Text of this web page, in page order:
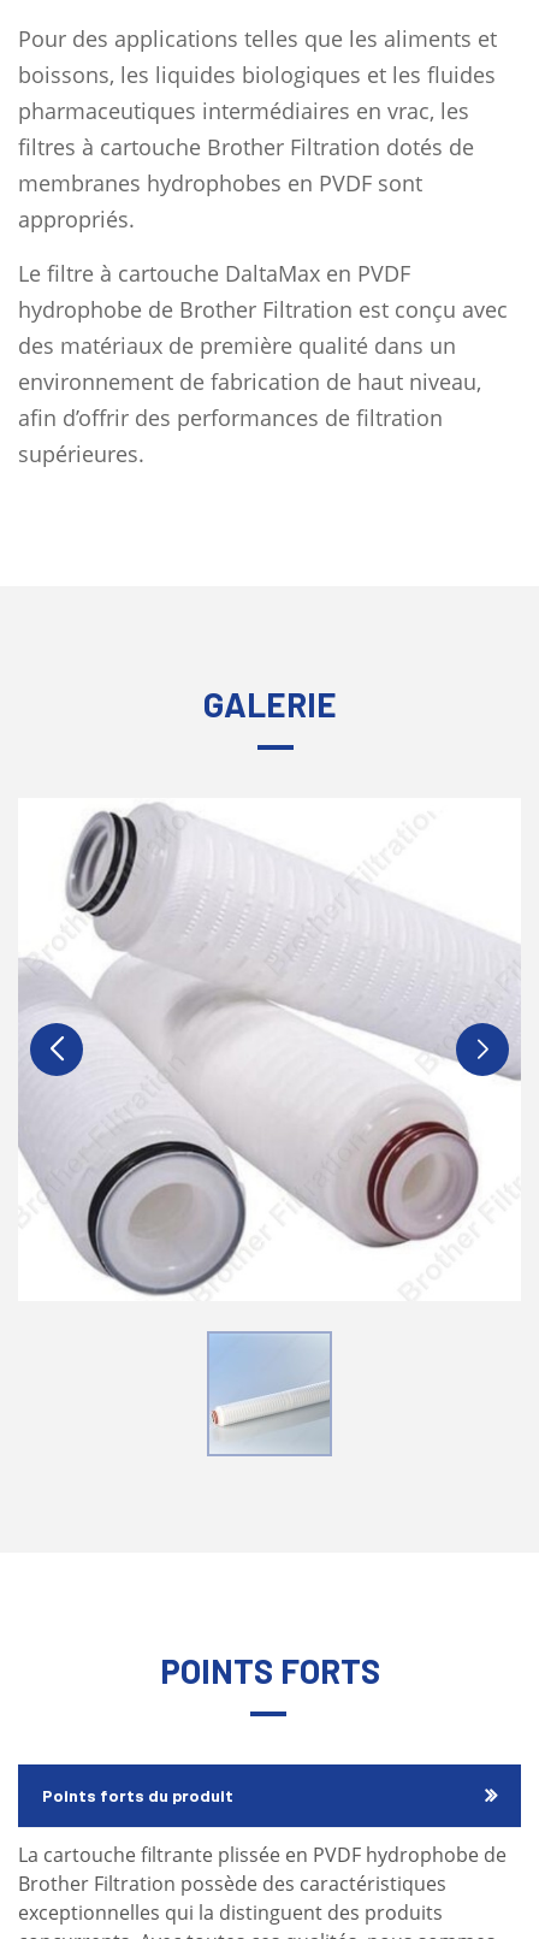
Pour des applications telles que les aliments et
boissons, les liquides biologiques et les fluides
pharmaceutiques intermédiaires en vrac, les
filtres à cartouche Brother Filtration dotés de
membranes hydrophobes en PVDF sont
appropriés.
Le filtre à cartouche DaltaMax en PVDF
hydrophobe de Brother Filtration est conçu avec
des matériaux de première qualité dans un
environnement de fabrication de haut niveau,
afin d’offrir des performances de filtration
supérieures.
GALERIE
POINTS FORTS
Points forts du produit
La cartouche filtrante plissée en PVDF hydrophobe de
Brother Filtration possède des caractéristiques
exceptionnelles qui la distinguent des produits